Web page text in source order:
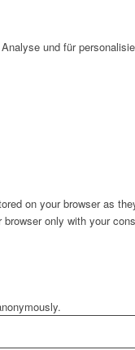
und für
on your browser as
only with your